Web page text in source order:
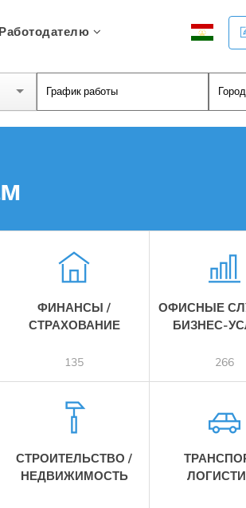
Работодателю
ФИНАНСЫ /
СТРАХОВАНИЕ
135
ОФИСНЫЕ
БИЗНЕС-
266
СТРОИТЕЛЬСТВО /
НЕДВИЖИМОСТЬ